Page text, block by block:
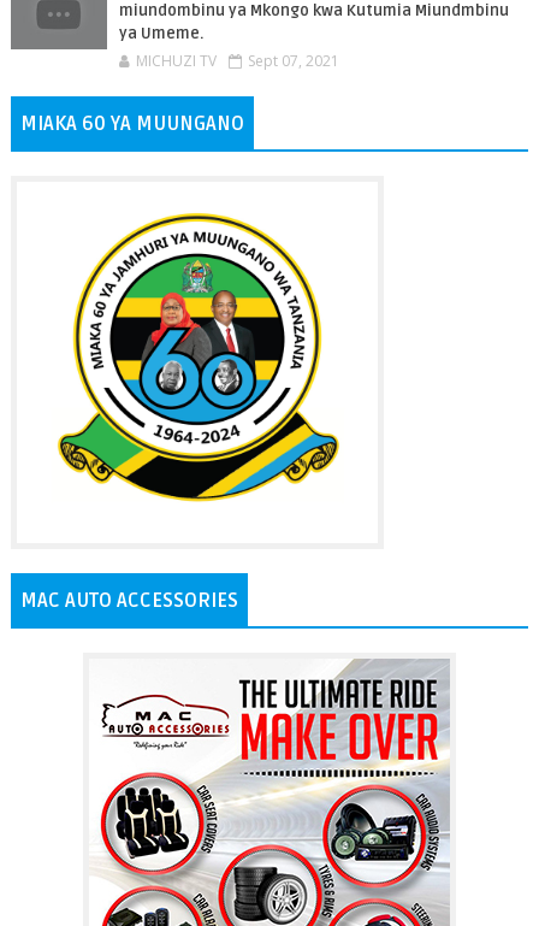
miundombinu ya Mkongo kwa Kutumia Miundmbinu
ya Umeme.
MICHUZI TV Sept 07, 2021
MIAKA 60 YA MUUNGANO
MAC AUTO ACCESSORIES